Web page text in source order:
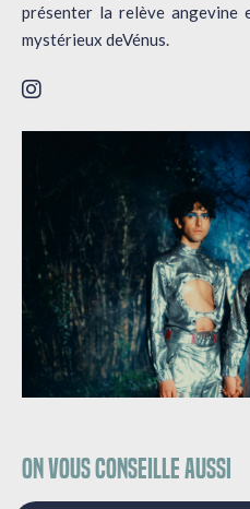
présenter la relève
mystérieux deVénus.
On vous conseille aussi